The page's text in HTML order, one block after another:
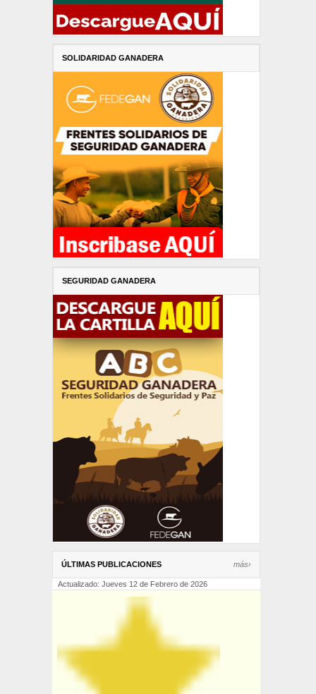
SOLIDARIDAD GANADERA
SEGURIDAD GANADERA
ÚLTIMAS PUBLICACIONES más›
Actualizado: Jueves 12 de Febrero de 2026